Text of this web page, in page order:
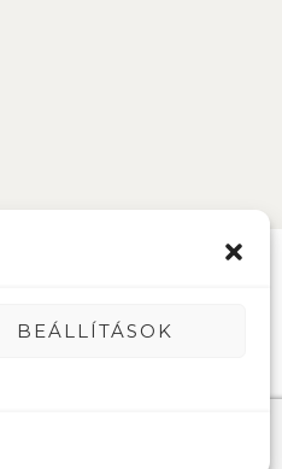
BEÁLLÍTÁSOK